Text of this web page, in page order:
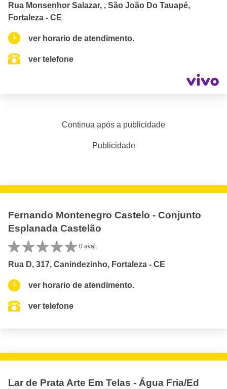
Rua Monsenhor Salazar, , São João Do Tauapé,
Fortaleza - CE
ver horario de atendimento.
ver telefone
Continua após a publicidade
Publicidade
Fernando Montenegro Castelo - Conjunto
Esplanada Castelão
0 aval.
Rua D, 317, Canindezinho, Fortaleza - CE
ver horario de atendimento.
ver telefone
Lar de Prata Arte Em Telas - Água Fria/Ed